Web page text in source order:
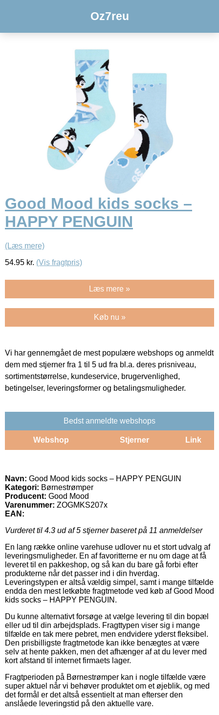
Oz7reu
Good Mood kids socks –
HAPPY PENGUIN
(Læs mere)
54.95 kr. (Vis fragtpris)
Læs mere »
Køb nu »
Vi har gennemgået de mest populære webshops og anmeldt
dem med stjerner fra 1 til 5 ud fra bl.a. deres prisniveau,
sortimentstørrelse, kundeservice, brugervenlighed,
betingelser, leveringsformer og betalingsmuligheder.
Bedst anmeldte webshops
Webshop Stjerner Link
Navn: Good Mood kids socks – HAPPY PENGUIN
Kategori: Børnestrømper
Producent: Good Mood
Varenummer: ZOGMKS207x
EAN:
Vurderet til 4.3 ud af 5 stjerner baseret på 11 anmeldelser
En lang række online varehuse udlover nu et stort udvalg af
leveringsmuligheder. En af favoritterne er nu om dage at få
leveret til en pakkeshop, og så kan du bare gå forbi efter
produkterne når det passer ind i din hverdag.
Leveringstypen er altså vældig simpel, samt i mange tilfælde
endda den mest letkøbte fragtmetode ved køb af Good Mood
kids socks – HAPPY PENGUIN.
Du kunne alternativt forsøge at vælge levering til din bopæl
eller ud til din arbejdsplads. Fragttypen viser sig i mange
tilfælde en tak mere pebret, men endvidere yderst fleksibel.
Den prisbilligste fragtmetode kan ikke benægtes at være
selv at hente pakken, men det afhænger af at du lever med
kort afstand til internet firmaets lager.
Fragtperioden på Børnestrømper kan i nogle tilfælde være
super aktuel når vi behøver produktet om et øjeblik, og med
det formål er det altså essentielt at man efterser den
anslåede leveringstid på den aktuelle vare.